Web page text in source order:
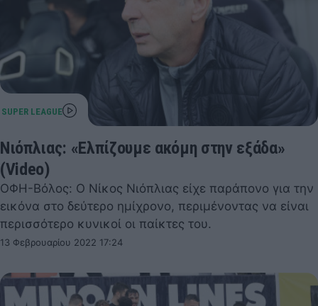
Νιόπλιας: «Ελπίζουμε ακόμη στην εξάδα»
(Video)
ΟΦΗ-Βόλος: Ο Νίκος Νιόπλιας είχε παράπονο για την
εικόνα στο δεύτερο ημίχρονο, περιμένοντας να είναι
περισσότερο κυνικοί οι παίκτες του.
13 Φεβρουαρίου 2022 17:24